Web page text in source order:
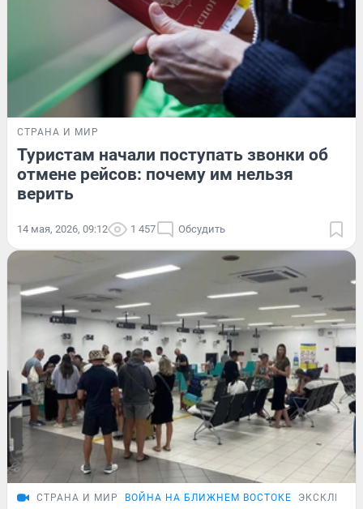
СТРАНА И МИР
Туристам начали поступать звонки об
отмене рейсов: почему им нельзя
верить
14 мая, 2026, 09:12 1 457 Обсудить
СТРАНА И МИР ВОЙНА НА БЛИЖНЕМ ВОСТОКЕ